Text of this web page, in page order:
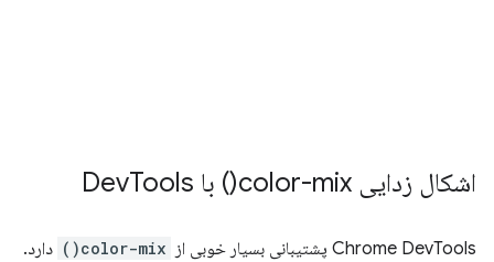
اشکال زدایی color-mix( ) با Dev Tools
Chrome DevTools پشتیبانی بسیار خوبی از color-mix()
دارد.